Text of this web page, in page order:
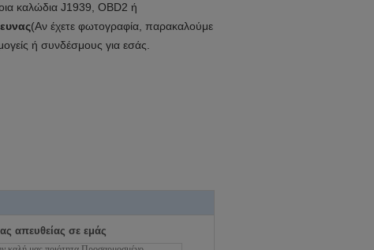
καλώδια J1939, OBD2 ή
(Αν έχετε φωτογραφία, παρακαλούμε
ή συνδέσμους για εσάς.
απευθείας σε εμάς